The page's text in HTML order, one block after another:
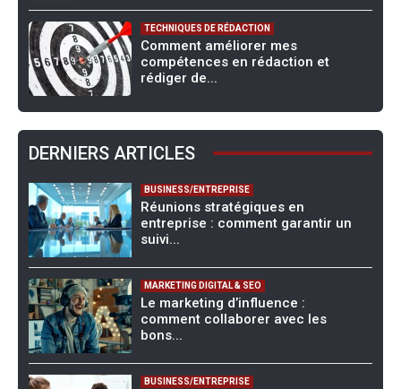
TECHNIQUES DE RÉDACTION
Comment améliorer mes
compétences en rédaction et
rédiger de...
DERNIERS ARTICLES
BUSINESS/ENTREPRISE
Réunions stratégiques en
entreprise : comment garantir un
suivi...
MARKETING DIGITAL & SEO
Le marketing d’influence :
comment collaborer avec les
bons...
BUSINESS/ENTREPRISE